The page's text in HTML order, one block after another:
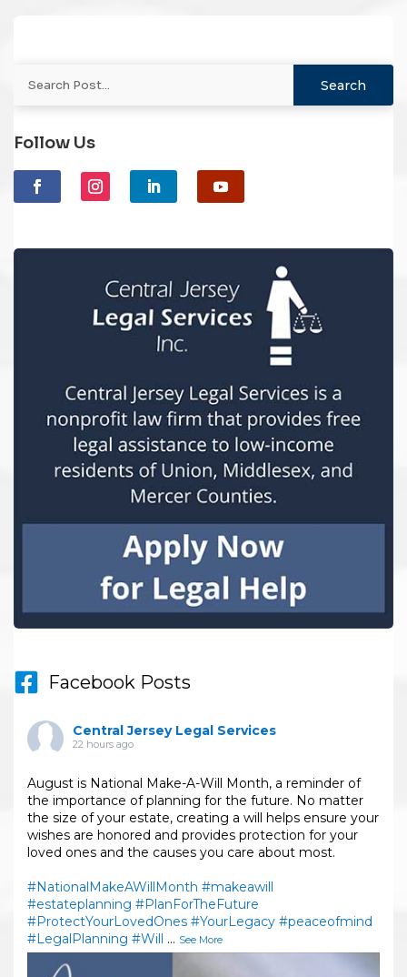
Follow Us
Facebook Posts
Central Jersey Legal Services
22 hours ago
August is National Make-A-Will Month, a reminder of
the importance of planning for the future. No matter
the size of your estate, creating a will helps ensure your
wishes are honored and provides protection for your
loved ones and the causes you care about most.
#NationalMakeAWillMonth #makeawill
#estateplanning #PlanForTheFuture
#ProtectYourLovedOnes #YourLegacy #peaceofmind
#LegalPlanning #Will ... See More